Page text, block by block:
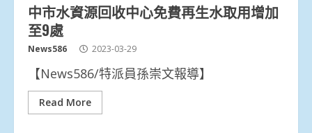
中市水資源回收中心免費再生水取用增加
至9處
News586 2023-03-29
【News586/特派員孫崇文報導】
Read More